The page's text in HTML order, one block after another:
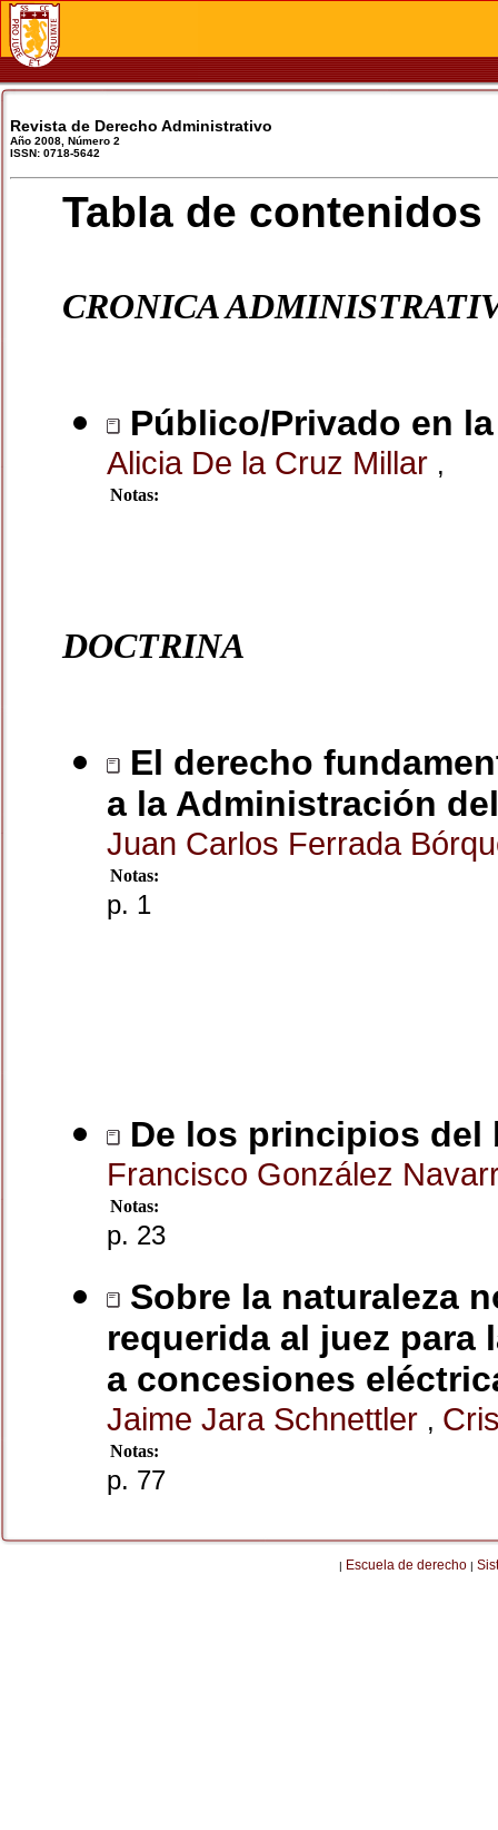
Revista de Derecho Administrativo
Año 2008, Número 2
ISSN: 0718-5642
Tabla de contenidos
CRONICA
Público/Privado en
Alicia De la Cruz Millar ,
Notas:
DOCTRINA
El derecho
a la Administración
Juan Carlos Ferrada
Notas:
p. 1
De los principios del
Francisco González
Notas:
p. 23
Sobre la naturaleza
requerida al juez
a concesiones
Jaime Jara Schnettler ,
Notas:
p. 77
| Escuela de derecho |